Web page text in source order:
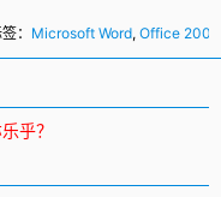
： Microsoft Word, Office 2007
乎？